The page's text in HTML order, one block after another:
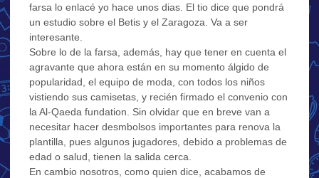
farsa lo enlacé yo hace unos dias. El tio dice que pondrá
un estudio sobre el Betis y el Zaragoza. Va a ser
interesante.
Sobre lo de la farsa, además, hay que tener en cuenta el
agravante que ahora están en su momento álgido de
popularidad, el equipo de moda, con todos los niños
vistiendo sus camisetas, y recién firmado el convenio con
la Al-Qaeda fundation. Sin olvidar que en breve van a
necesitar hacer desmbolsos importantes para renova la
plantilla, pues algunos jugadores, debido a problemas de
edad o salud, tienen la salida cerca.
En cambio nosotros, como quien dice, acabamos de